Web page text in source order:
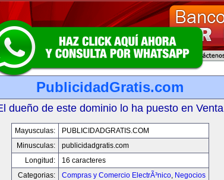
PublicidadGratis.com
dueño de este dominio lo ha puesto en Venta
Mayusculas:
PUBLICIDADGRATIS.COM
Minusculas:
publicidadgratis.com
Longitud:
16 caracteres
Categorias:
Compras y Comercio ElectrÃ³nico, Negocios